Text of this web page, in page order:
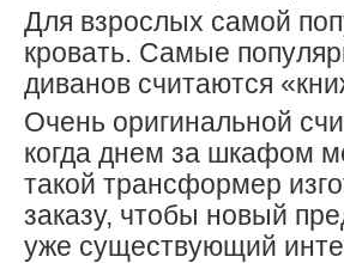
Для взрослых самой
кровать. Самые
диванов считаются
Очень оригинальной
когда днем за шкафом
такой трансформер
заказу, чтобы новый
уже существующий